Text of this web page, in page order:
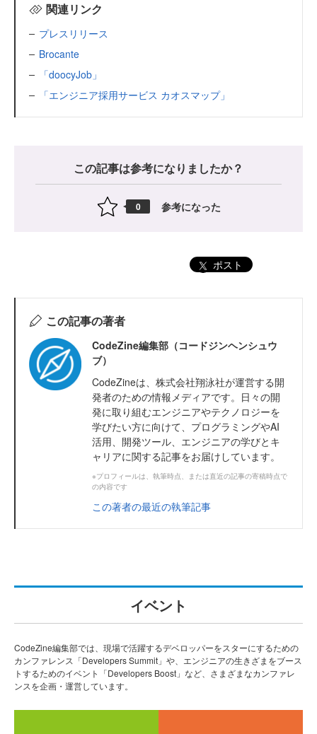
関連リンク
プレスリリース
Brocante
「doocyJob」
「エンジニア採用サービス カオスマップ」
この記事は参考になりましたか？
0 参考になった
ポスト
この記事の著者
CodeZine編集部（コードジンヘンシュウ
ブ）
CodeZineは、株式会社翔泳社が運営する開
発者のための情報メディアです。日々の開
発に取り組むエンジニアやテクノロジーを
学びたい方に向けて、プログラミングやAI
活用、開発ツール、エンジニアの学びとキ
ャリアに関する記事をお届けしています。
※プロフィールは、執筆時点、または直近の記事の寄稿時点で
の内容です
この著者の最近の執筆記事
イベント
CodeZine編集部では、現場で活躍するデベロッパーをスターにするための
カンファレンス「Developers Summit」や、エンジニアの生きざまをブース
トするためのイベント「Developers Boost」など、さまざまなカンファレ
ンスを企画・運営しています。